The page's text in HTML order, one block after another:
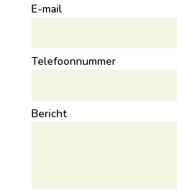
E-mail
Telefoonnummer
Bericht